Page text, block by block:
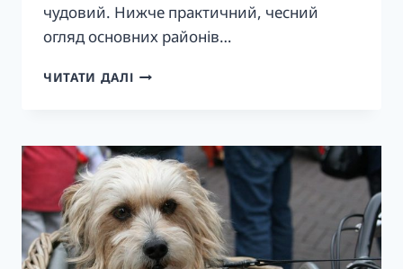
чудовий. Нижче практичний, чесний
огляд основних районів…
ЧИТАТИ ДАЛІДЕ
У
2026:
НАЙКРАЩІ
РАЙОНИ